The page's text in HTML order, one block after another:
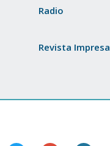
Radio
Revista Impresa